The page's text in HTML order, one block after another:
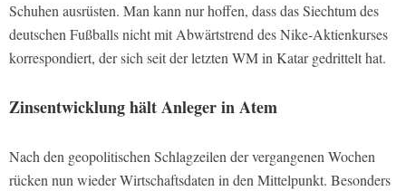
Schuhen ausrüsten. Man kann nur hoffen, dass das Siechtum des
deutschen Fußballs nicht mit Abwärtstrend des Nike-Aktienkurses
korrespondiert, der sich seit der letzten WM in Katar gedrittelt hat.
Zinsentwicklung hält Anleger in Atem
Nach den geopolitischen Schlagzeilen der vergangenen Wochen
rücken nun wieder Wirtschaftsdaten in den Mittelpunkt. Besonders